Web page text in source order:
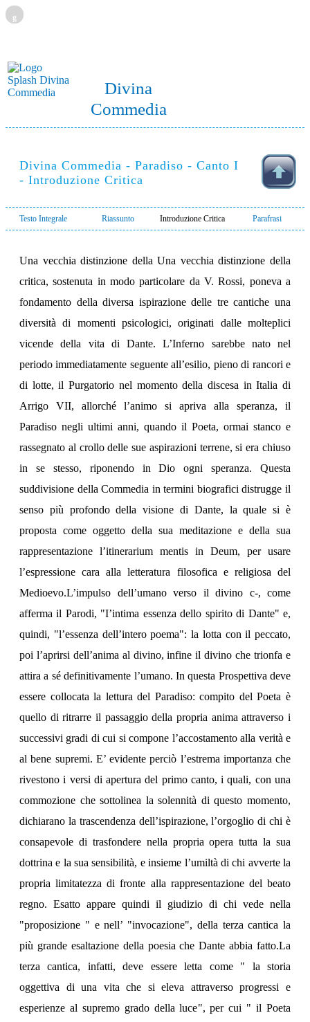
g
Divina
Commedia
Divina Commedia - Paradiso - Canto I
- Introduzione Critica
Testo Integrale Riassunto Introduzione Critica Parafrasi
Una vecchia distinzione della Una vecchia distinzione della
critica, sostenuta in modo particolare da V. Rossi, poneva a
fondamento della diversa ispirazione delle tre cantiche una
diversità di momenti psicologici, originati dalle molteplici
vicende della vita di Dante. L’Inferno sarebbe nato nel
periodo immediatamente seguente all’esilio, pieno di rancori e
di lotte, il Purgatorio nel momento della discesa in Italia di
Arrigo VII, allorché l’animo si apriva alla speranza, il
Paradiso negli ultimi anni, quando il Poeta, ormai stanco e
rassegnato al crollo delle sue aspirazioni terrene, si era chiuso
in se stesso, riponendo in Dio ogni speranza. Questa
suddivisione della Commedia in termini biografici distrugge il
senso più profondo della visione di Dante, la quale si è
proposta come oggetto della sua meditazione e della sua
rappresentazione l’itinerarium mentis in Deum, per usare
l’espressione cara alla letteratura filosofica e religiosa del
Medioevo.L’impulso dell’umano verso il divino c-, come
afferma il Parodi, "I’intima essenza dello spirito di Dante" e,
quindi, "l’essenza dell’intero poema": la lotta con il peccato,
poi l’aprirsi dell’anima al divino, infine il divino che trionfa e
attira a sé definitivamente l’umano. In questa Prospettiva deve
essere collocata la lettura del Paradiso: compito del Poeta è
quello di ritrarre il passaggio della propria anima attraverso i
successivi gradi di cui si compone l’accostamento alla verità e
al bene supremi. E’ evidente perciò l’estrema importanza che
rivestono i versi di apertura del primo canto, i quali, con una
commozione che sottolinea la solennità di questo momento,
dichiarano la trascendenza dell’ispirazione, l’orgoglio di chi è
consapevole di trasfondere nella propria opera tutta la sua
dottrina e la sua sensibilità, e insieme l’umiltà di chi avverte la
propria limitatezza di fronte alla rappresentazione del beato
regno. Esatto appare quindi il giudizio di chi vede nella
"proposizione " e nell’ "invocazione", della terza cantica la
più grande esaltazione della poesia che Dante abbia fatto.La
terza cantica, infatti, deve essere letta come " la storia
oggettiva di una vita che si eleva attraverso progressi e
esperienze al supremo grado della luce", per cui " il Poeta